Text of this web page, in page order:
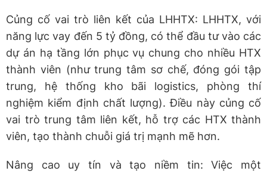
Củng cố vai trò liên kết của LHHTX: LHHTX, với
năng lực vay đến 5 tỷ đồng, có thể đầu tư vào các
dự án hạ tầng lớn phục vụ chung cho nhiều HTX
thành viên (như trung tâm sơ chế, đóng gói tập
trung, hệ thống kho bãi logistics, phòng thí
nghiệm kiểm định chất lượng). Điều này củng cố
vai trò trung tâm liên kết, hỗ trợ các HTX thành
viên, tạo thành chuỗi giá trị mạnh mẽ hơn.
Nâng cao uy tín và tạo niềm tin: Việc một